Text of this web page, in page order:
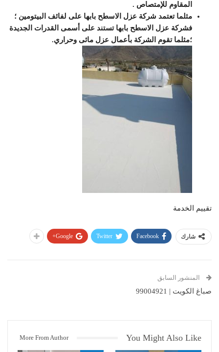
المقاوم للإمتصاص .
مثلما تعتمد شركة عزل الاسطح بابها على لفائف البيتومين ؛
فشركة عزل الاسطح بابها تستند على أسمى القدرات الجديدة
؛مثلما تقوم الشركة بأعمال عزل مائى وحراري.
تقييم الخدمة
شارك Facebook
Twitter
Google+
المنشور السابق
صباغ الكويت | 99004921
You Might Also Like
More From Author